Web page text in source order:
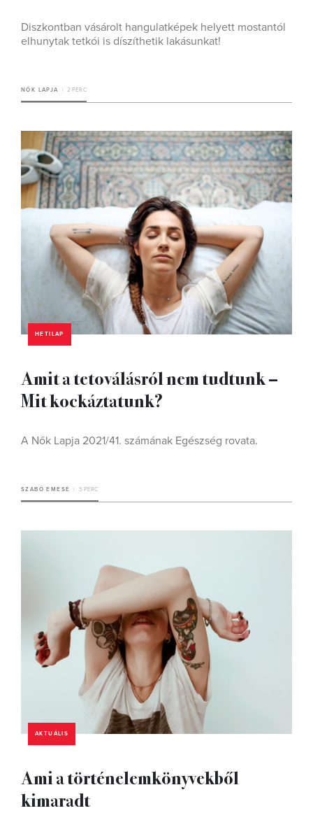
Diszkontban vásárolt hangulatképek helyett mostantól
elhunytak tetkói is díszíthetik lakásunkat!
NŐK LAPJA 2 PERC
HETILAP
Amit a tetoválásról nem tudtunk –
Mit kockáztatunk?
A Nők Lapja 2021/41. számának Egészség rovata.
SZABÓ EMESE 5 PERC
AKTUÁLIS
Ami a történelemkönyvekből
kimaradt